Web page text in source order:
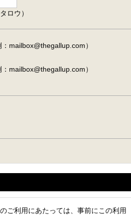
ロウ）
：mailbox@thegallup.com）
：mailbox@thegallup.com）
ご利用にあたっては、事前にこの利用